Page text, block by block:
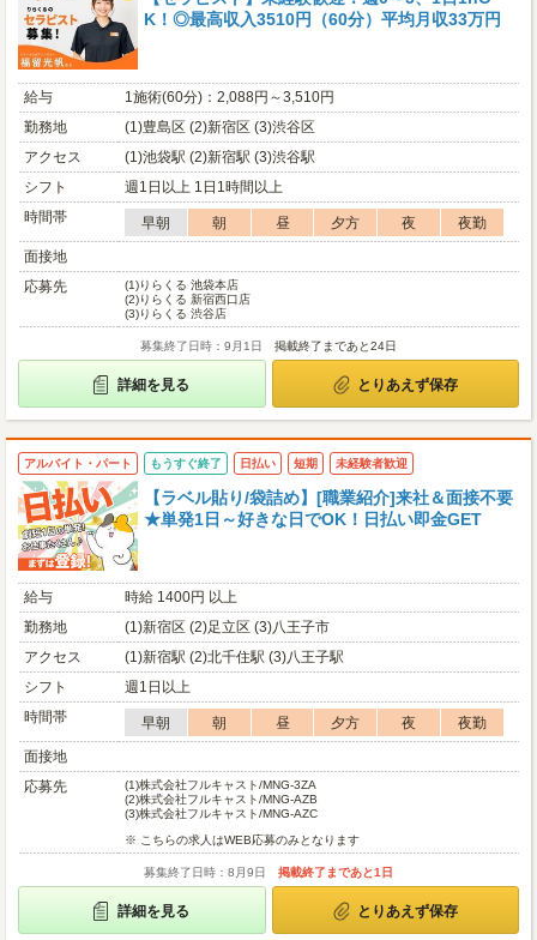
K！◎最高収入3510円（60分）平均月収33万円
給与
1施術(60分)：2,088円～3,510円
勤務地
(1)豊島区 (2)新宿区 (3)渋谷区
アクセス
(1)池袋駅 (2)新宿駅 (3)渋谷駅
シフト
週1日以上 1日1時間以上
時間帯
早朝 朝 昼 夕方 夜
夜勤
面接地
応募先
(1)りらくる 池袋本店
(2)りらくる 新宿西口店
(3)りらくる 渋谷店
募集終了日時：9月1日 掲載終了まであと24日
詳細を見る とりあえず保存
アルバイト・パート もうすぐ終了 日払い 短期 未経験者歓迎
【ラベル貼り/袋詰め】[職業紹介]来社＆面接不要
★単発1日～好きな日でOK！日払い即金GET
給与
時給 1400円 以上
勤務地
(1)新宿区 (2)足立区 (3)八王子市
アクセス
(1)新宿駅 (2)北千住駅 (3)八王子駅
シフト
週1日以上
時間帯
早朝 朝 昼 夕方 夜
夜勤
面接地
応募先
(1)株式会社フルキャスト/MNG-3ZA
(2)株式会社フルキャスト/MNG-AZB
(3)株式会社フルキャスト/MNG-AZC
※ こちらの求人はWEB応募のみとなります
募集終了日時：8月9日 掲載終了まであと1日
詳細を見る とりあえず保存